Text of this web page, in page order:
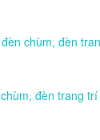
chùm, đèn
đèn trang